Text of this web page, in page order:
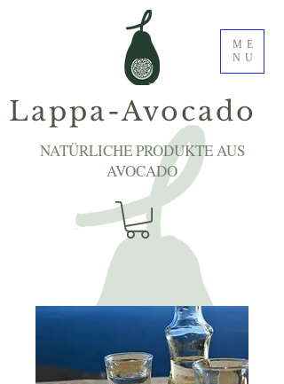
ME
NU
Lappa-Avocado
NATÜRLICHE PRODUKTE AUS
AVOCADO